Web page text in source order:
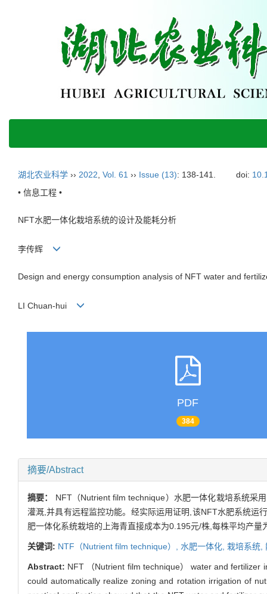
湖北农业科学 ›› 2022 Vol. 61 ›› Issue (13): 138-141. doi:
• 信息工程 •
NFT水肥一体化栽培系统的设计及能耗分析
李传辉
Design and energy consumption analysis of NFT water and
LI Chuan-hui
PDF
384
摘要/Abstract
摘要： NFT（Nutrient film technique）水肥一体化栽培系统采
灌溉,并具有远程监控功能。经实际运用证明,该NFT水肥系统运
肥一体化系统栽培的上海青直接成本为0.195元/株,每株平均产
关键词: NTF（Nutrient film technique）, 水肥一体化, 栽培系统,
Abstract: NFT （Nutrient film technique） water and
could automatically realize zoning and rotation irrigation of